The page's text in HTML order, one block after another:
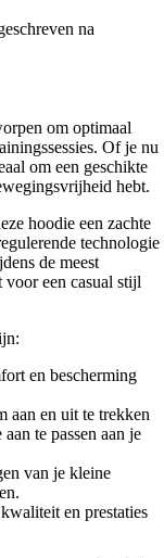
na
om optimaal
Of je nu
om een geschikte
hebt.
hoodie een zachte
technologie
de meest
voor een casual stijl
en bescherming
aan en uit te trekken
te passen aan je
van je kleine
en prestaties